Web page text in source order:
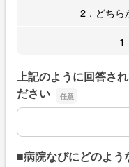
2．どちら
1
上記のように回答さ
ださい
上記のように回答さ
■病院なびにどのよう